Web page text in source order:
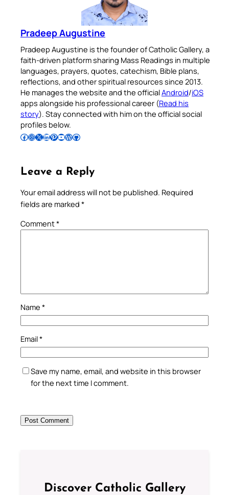
Pradeep Augustine
Pradeep Augustine is the founder of Catholic Gallery, a
faith-driven platform sharing Mass Readings in multiple
languages, prayers, quotes, catechism, Bible plans,
reflections, and other spiritual resources since 2013.
He manages the website and the officialAndroid/iOS
apps alongside his professional career (Read his
story). Stay connected with him on the official social
profiles below.
Follow Pradeep on Facebook Follow Pradeep on InstagramFollow Pradeep on X Follow Pradeep on LinkedIn Follow Pradeep on Pinterest Subscribe to Pradeep’s Youtube Channel Follow Pradeep on WordPress Follow Pradeep on GitHub
Leave a Reply
Your email address will not be published. Required
fields are marked *
Comment*
Name *
Email*
Save my name, email, and website in this browser
for the next time I comment.
Discover Catholic Gallery